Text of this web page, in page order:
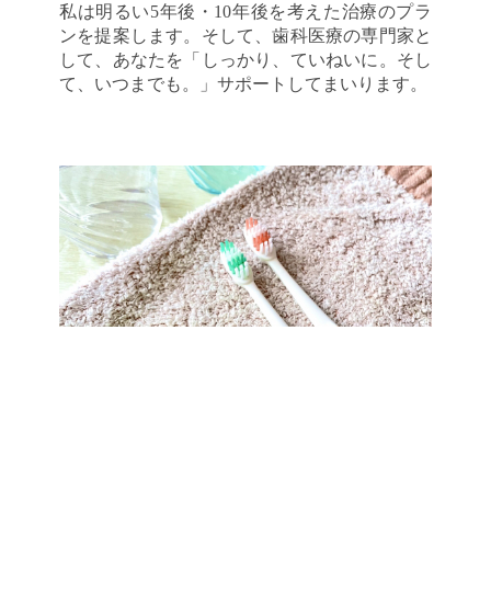
私は明るい5年後・10年後を考えた治療のプラ
ンを提案します。そして、歯科医療の専門家と
して、あなたを「しっかり、ていねいに。そし
て、いつまでも。」サポートしてまいります。